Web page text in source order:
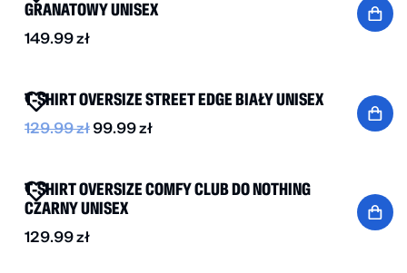
GRANATOWY UNISEX
149.99zł
T-SHIRT OVERSIZE STREET EDGE BIAŁY UNISEX
129.99zł 99.99zł
T-SHIRT OVERSIZE COMFY CLUB DO NOTHING
CZARNY UNISEX
129.99zł